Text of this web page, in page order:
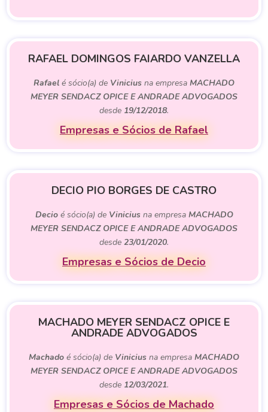
RAFAEL DOMINGOS FAIARDO VANZELLA
Rafael é sócio(a) de Vinicius na empresa MACHADO
MEYER SENDACZ OPICE E ANDRADE ADVOGADOS
desde 19/12/2018.
Empresas e Sócios de Rafael
DECIO PIO BORGES DE CASTRO
Decioé sócio(a) de Viniciusna empresa MACHADO
MEYER SENDACZ OPICE E ANDRADE ADVOGADOS
desde 23/01/2020.
Empresas e Sócios de Decio
MACHADO MEYER SENDACZ OPICE E
ANDRADE ADVOGADOS
Machado é sócio(a) de Vinicius na empresa MACHADO
MEYER SENDACZ OPICE E ANDRADE ADVOGADOS
desde 12/03/2021.
Empresas e Sócios de Machado